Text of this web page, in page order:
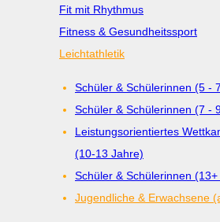
Fit mit Rhythmus
Fitness & Gesundheitssport
Leichtathletik
Schüler & Schülerinnen (5 -
Schüler & Schülerinnen (7 -
Leistungsorientiertes
(10-13 Jahre)
Schüler & Schülerinnen
Jugendliche & Erwachsene